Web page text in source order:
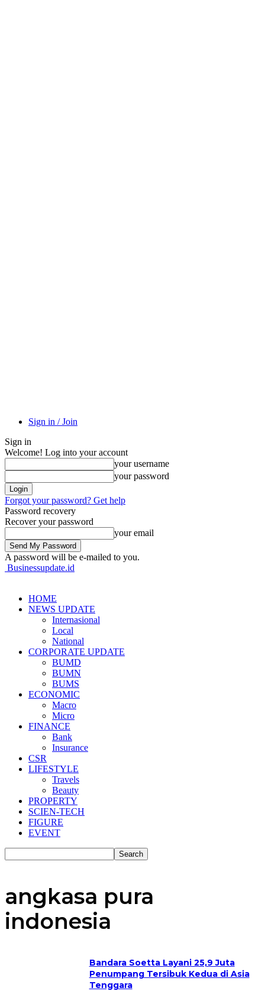
Sign in / Join
Sign in
Welcome! Log into your account
your username
your password
Forgot your password? Get help
Password recovery
Recover your password
your email
A password will be e-mailed to you.
Businessupdate.id
HOME
NEWS UPDATE
Internasional
Local
National
CORPORATE UPDATE
BUMD
BUMN
BUMS
ECONOMIC
Macro
Micro
FINANCE
Bank
Insurance
CSR
LIFESTYLE
Travels
Beauty
PROPERTY
SCIEN-TECH
FIGURE
EVENT
angkasa pura
indonesia
Bandara Soetta Layani 25,9 Juta
Penumpang Tersibuk Kedua di Asia
Tenggara